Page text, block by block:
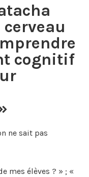
cognitif
ne sait pas
mes élèves ? » ; «